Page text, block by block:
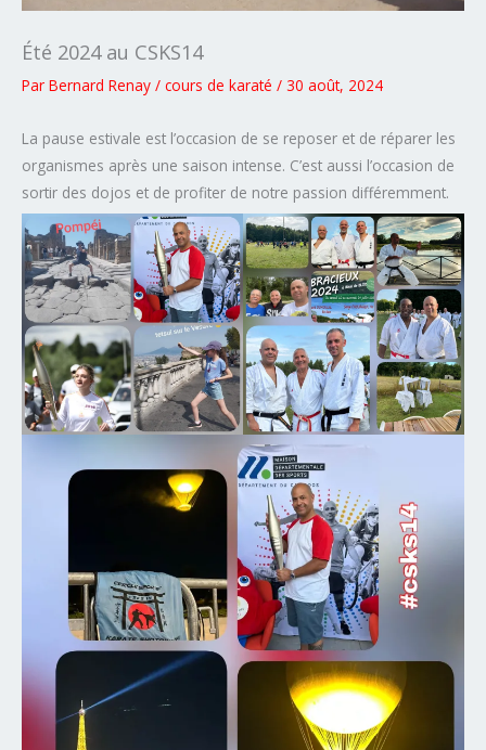
Été 2024 au CSKS14
Par Bernard Renay / cours de karaté / 30 août, 2024
La pause estivale est l’occasion de se reposer et de réparer les
organismes après une saison intense. C’est aussi l’occasion de
sortir des dojos et de profiter de notre passion différemment.